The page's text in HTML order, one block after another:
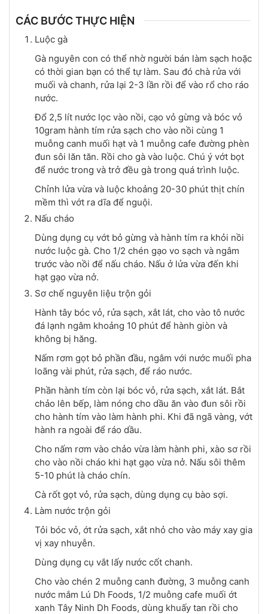
CÁC BƯỚC THỰC HIỆN
Luộc gà
Gà nguyên con có thể nhờ người bán làm sạch hoặc
có thời gian bạn có thể tự làm. Sau đó chà rửa với
muối và chanh, rửa lại 2-3 lần rồi để vào rổ cho ráo
nước.
Đổ 2,5 lít nước lọc vào nồi, cạo vỏ gừng và bóc vỏ
10gram hành tím rửa sạch cho vào nồi cùng 1
muỗng canh muối hạt và 1 muỗng cafe đường phèn
đun sôi lăn tăn. Rồi cho gà vào luộc. Chú ý vớt bọt
để nước trong và trở đều gà trong quá trình luộc.
Chỉnh lửa vừa và luộc khoảng 20-30 phút thịt chín
mềm thì vớt ra dĩa để nguội.
Nấu cháo
Dùng dụng cụ vớt bỏ gừng và hành tím ra khỏi nồi
nước luộc gà. Cho 1/2 chén gạo vo sạch và ngâm
trước vào nồi để nấu cháo. Nấu ở lửa vừa đến khi
hạt gạo vừa nở.
Sơ chế nguyên liệu trộn gỏi
Hành tây bóc vỏ, rửa sạch, xắt lát, cho vào tô nước
đá lạnh ngâm khoảng 10 phút để hành giòn và
không bị hăng.
Nấm rơm gọt bỏ phần đầu, ngâm với nước muối pha
loãng vài phút, rửa sạch, để ráo nước.
Phần hành tím còn lại bóc vỏ, rửa sạch, xắt lát. Bắt
chảo lên bếp, làm nóng cho dầu ăn vào đun sôi rồi
cho hành tím vào làm hành phi. Khi đã ngã vàng, vớt
hành ra ngoài để ráo dầu.
Cho nấm rơm vào chảo vừa làm hành phi, xào sơ rồi
cho vào nồi cháo khi hạt gạo vừa nở. Nấu sôi thêm
5-10 phút là cháo chín.
Cà rốt gọt vỏ, rửa sạch, dùng dụng cụ bào sợi.
Làm nước trộn gỏi
Tỏi bóc vỏ, ớt rửa sạch, xắt nhỏ cho vào máy xay gia
vị xay nhuyễn.
Dùng dụng cụ vắt lấy nước cốt chanh.
Cho vào chén 2 muỗng canh đường, 3 muỗng canh
nước mắm Lú Dh Foods, 1/2 muỗng cafe muối ớt
xanh Tây Ninh Dh Foods, dùng khuấy tan rồi cho